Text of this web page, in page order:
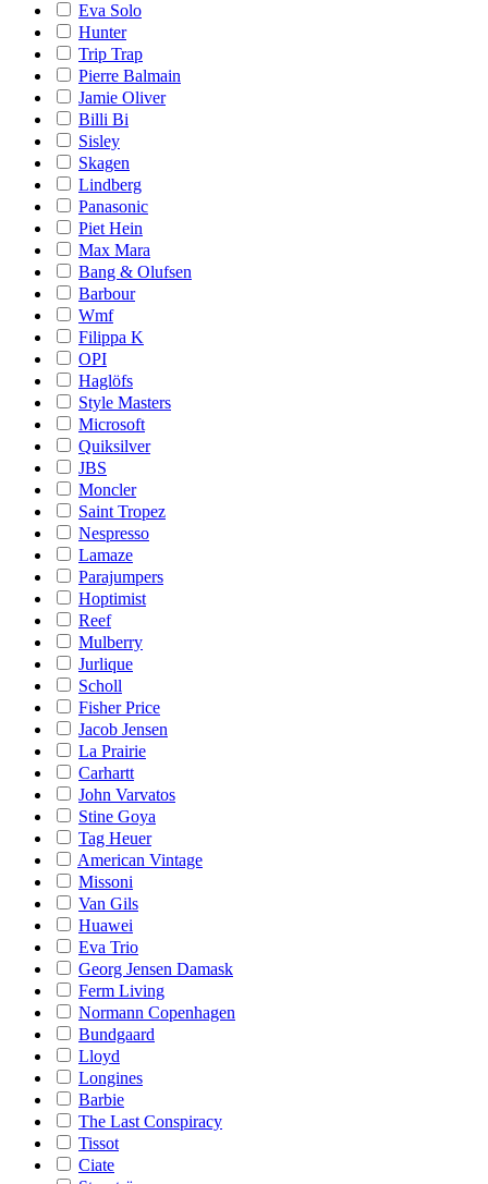
Eva Solo
Hunter
Trip Trap
Pierre Balmain
Jamie Oliver
Billi Bi
Sisley
Skagen
Lindberg
Panasonic
Piet Hein
Max Mara
Bang & Olufsen
Barbour
Wmf
Filippa K
OPI
Haglöfs
Style Masters
Microsoft
Quiksilver
JBS
Moncler
Saint Tropez
Nespresso
Lamaze
Parajumpers
Hoptimist
Reef
Mulberry
Jurlique
Scholl
Fisher Price
Jacob Jensen
La Prairie
Carhartt
John Varvatos
Stine Goya
Tag Heuer
American Vintage
Missoni
Van Gils
Huawei
Eva Trio
Georg Jensen Damask
Ferm Living
Normann Copenhagen
Bundgaard
Lloyd
Longines
Barbie
The Last Conspiracy
Tissot
Ciate